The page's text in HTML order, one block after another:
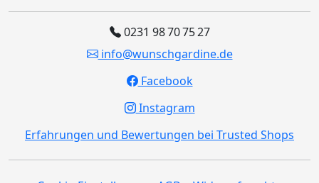
0231 98 70 75 27
info@wunschgardine.de
Facebook
Instagram
Erfahrungen und Bewertungen bei Trusted Shops